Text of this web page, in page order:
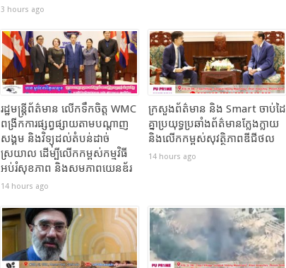
3 hours ago
រដ្ឋមន្ត្រីព័ត៌មាន លើកទឹកចិត្ត WMC
ពង្រីកការផ្សព្វផ្សាយតាមបណ្តាញ
សង្គម និងវិទ្យុដល់តំបន់ដាច់
ស្រយាល ដើម្បីលើកកម្ពស់កម្មវិធី
អប់រំសុខភាព និងសមភាពយេនឌ័រ
14 hours ago
ក្រសួងព័ត៌មាន និង Smart ចាប់ដៃ
គ្នាប្រយុទ្ធប្រឆាំងព័ត៌មានក្លែងក្លាយ
និងលើកកម្ពស់សុវត្ថិភាពឌីជីថល
14 hours ago